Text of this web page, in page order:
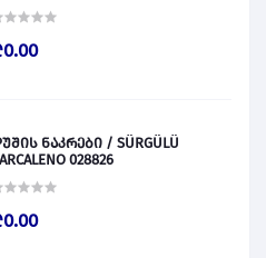
ნაკრები / SÜRGÜLÜ
BARCALENO 028826